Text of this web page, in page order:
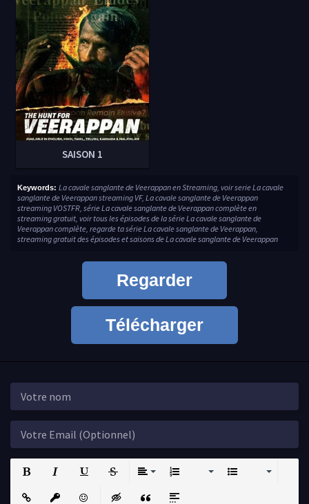
SAISON 1
Keywords: La cavale sanglante de Veerappan en Streaming, voir serie La cavale
sanglante de Veerappan streaming VF, La cavale sanglante de Veerappan
streaming VOSTFR, série La cavale sanglante de Veerappan complète en
streaming gratuit, voir tous les épisodes de la série La cavale sanglante de
Veerappan complète, regarde ta série La cavale sanglante de Veerappan,
streaming gratuit des épisodes et saisons de La cavale sanglante de Veerappan
Regarder
Télécharger